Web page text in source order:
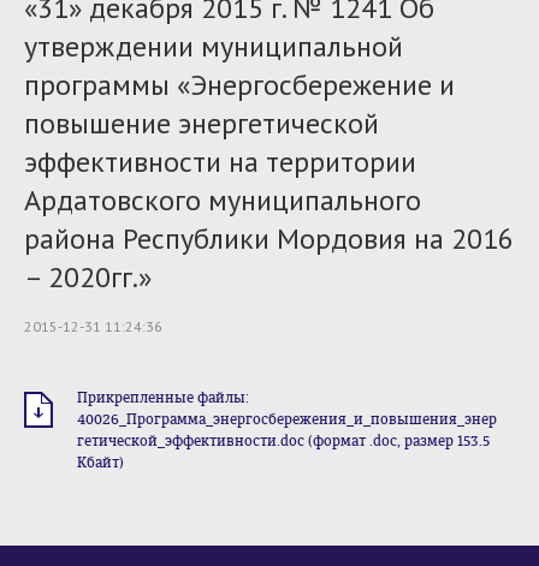
«31» декабря 2015 г. № 1241 Об
утверждении муниципальной
программы «Энергосбережение и
повышение энергетической
эффективности на территории
Ардатовского муниципального
района Республики Мордовия на 2016
– 2020гг.»
2015-12-31 11:24:36
Прикрепленные файлы:
40026_Программа_энергосбережения_и_повышения_энер
гетической_эффективности.doc (формат .doc, размер 153.5
Кбайт)